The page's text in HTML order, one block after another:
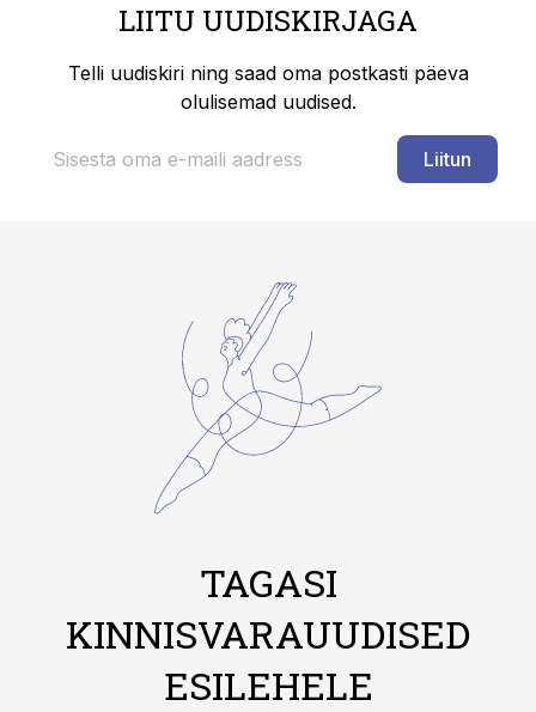
LIITU UUDISKIRJAGA
Telli uudiskiri ning saad oma postkasti päeva
olulisemad uudised.
Liitun
TAGASI
KINNISVARAUUDISED
ESILEHELE